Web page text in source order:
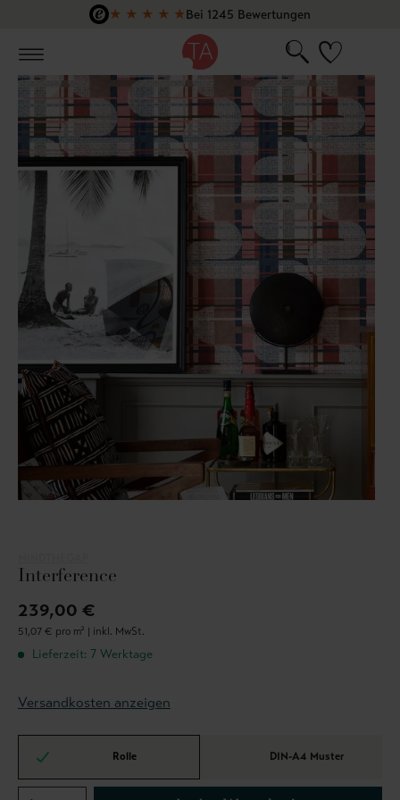
Zum Hauptinhalt springen
★ ★ ★ ★ ★Bei 1245 Bewertungen
Interference
239,00 €
51,07 € pro m² | inkl. MwSt.
Lieferzeit: 7 Werktage
Versandkosten anzeigen
Rolle DIN-A4 Muster